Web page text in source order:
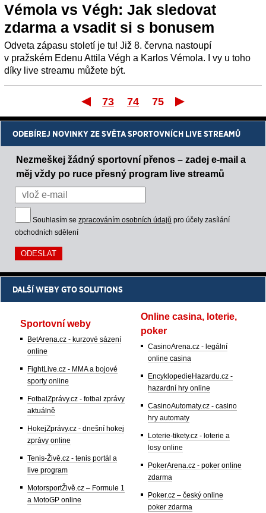
Vémola vs Végh: Jak sledovat
zdarma a vsadit si s bonusem
Odveta zápasu století je tu! Již 8. června nastoupí
v pražském Edenu Attila Végh a Karlos Vémola. I vy u toho
díky live streamu můžete být.
První
73 74 75
ODEBÍREJ NOVINKY ZE SVĚTA SPORTOVNÍCH LIVE STREAMŮ
Nezmeškej žádný sportovní přenos – zadej e-mail a
měj vždy po ruce přesný program live streamů
Souhlasím se zpracováním osobních údajů pro účely zasílání
obchodních sdělení
DALŠÍ WEBY GTO SOLUTIONS
Sportovní weby
BetArena.cz - kurzové sázení
online
FightLive.cz - MMA a bojové
sporty online
FotbalZprávy.cz - fotbal zprávy
aktuálně
HokejZprávy.cz - dnešní hokej
zprávy online
Tenis-Živě.cz - tenis portál a
live program
MotorsportŽivě.cz – Formule 1
a MotoGP online
Online casina, loterie,
poker
CasinoArena.cz - legální
online casina
EncyklopedieHazardu.cz -
hazardní hry online
CasinoAutomaty.cz - casino
hry automaty
Loterie-tikety.cz - loterie a
losy online
PokerArena.cz - poker online
zdarma
Poker.cz – český online
poker zdarma